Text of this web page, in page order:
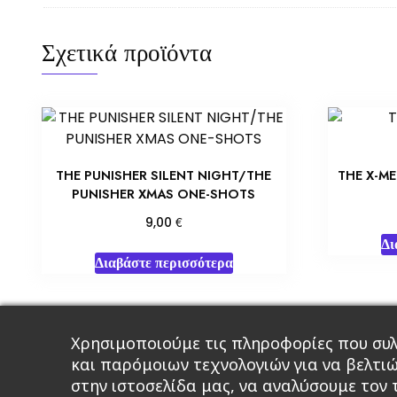
Σχετικά προϊόντα
THE PUNISHER SILENT NIGHT/THE
PUNISHER XMAS ONE-SHOTS
9,00 €
Διαβάστε περισσότερα
THE X-
Κεντρική Βιβλία Comics
Χρησιμοποιούμε τις πληροφορίες που
και παρόμοιων τεχνολογιών για να
στην ιστοσελίδα μας, να αναλύσουμε